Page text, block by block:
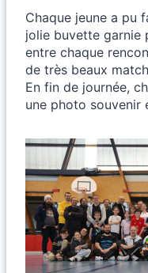
Chaque jeune a pu
jolie buvette garnie
entre chaque
de très beaux
En fin de journée,
une photo souvenir